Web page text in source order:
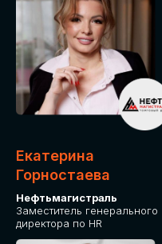
Екатерина
Горностаева
Нефтьмагистраль
Заместитель генерального
директора по HR
Приглашаем стать
TECH FORUM и
решения целевой
рады сотрудничеству!
СТАНЬТЕ
ПОДАТЬ
IT Solutions for Business